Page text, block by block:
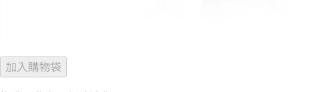
加入購物袋